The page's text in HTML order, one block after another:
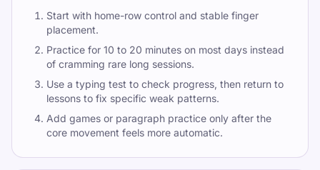
Start with home-row control and stable finger
placement.
Practice for 10 to 20 minutes on most days instead
of cramming rare long sessions.
Use a typing test to check progress, then return to
lessons to fix specific weak patterns.
Add games or paragraph practice only after the
core movement feels more automatic.